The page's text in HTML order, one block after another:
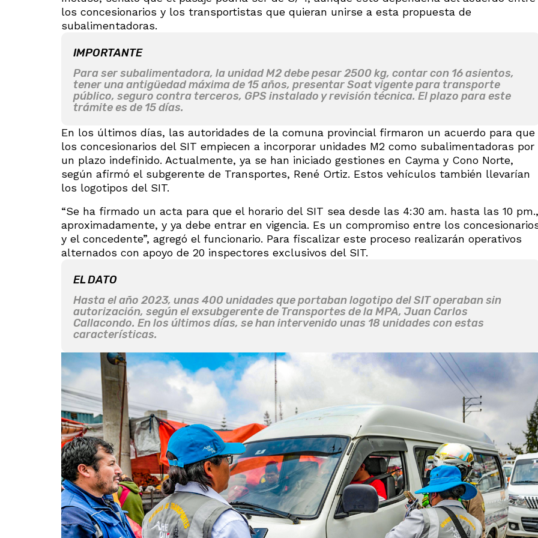
los concesionarios y los transportistas que quieran unirse a esta propuesta de
subalimentadoras.
IMPORTANTE
Para ser subalimentadora, la unidad M2 debe pesar 2500 kg, contar con 16 asientos,
tener una antigüedad máxima de 15 años, presentar Soat vigente para transporte
público, seguro contra terceros, GPS instalado y revisión técnica. El plazo para este
trámite es de 15 días.
En los últimos días, las autoridades de la comuna provincial firmaron un acuerdo para que
los concesionarios del SIT empiecen a incorporar unidades M2 como subalimentadoras por
un plazo indefinido. Actualmente, ya se han iniciado gestiones en Cayma y Cono Norte,
según afirmó el subgerente de Transportes, René Ortiz. Estos vehículos también llevarían
los logotipos del SIT.
“Se ha firmado un acta para que el horario del SIT sea desde las 4:30 am. hasta las 10 pm.,
aproximadamente, y ya debe entrar en vigencia. Es un compromiso entre los
y el concedente”, agregó el funcionario. Para fiscalizar este proceso realizarán operativos
alternados con apoyo de 20 inspectores exclusivos del SIT.
EL DATO
Hasta el año 2023, unas 400 unidades que portaban logotipo del SIT operaban sin
autorización, según el exsubgerente de Transportes de la MPA, Juan Carlos
Callacondo. En los últimos días, se han intervenido unas 18 unidades con estas
características.